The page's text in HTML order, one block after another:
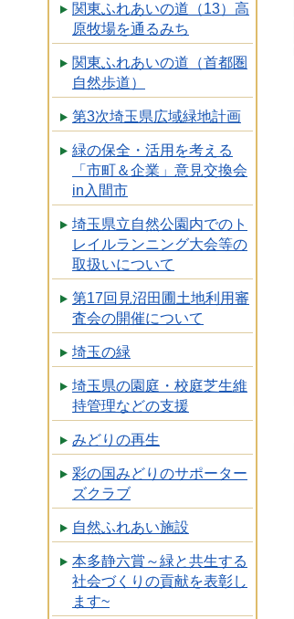
関東ふれあいの道（13）高
原牧場を通るみち
関東ふれあいの道（首都圏
自然歩道）
第3次埼玉県広域緑地計画
緑の保全・活用を考える
「市町＆企業」意見交換会
in入間市
埼玉県立自然公園内でのト
レイルランニング大会等の
取扱いについて
第17回見沼田圃土地利用審
査会の開催について
埼玉の緑
埼玉県の園庭・校庭芝生維
持管理などの支援
みどりの再生
彩の国みどりのサポーター
ズクラブ
自然ふれあい施設
本多静六賞～緑と共生する
社会づくりの貢献を表彰し
ます~